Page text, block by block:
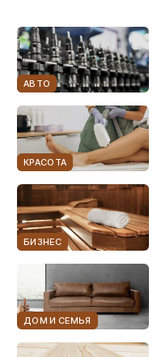
АВТО
КРАСОТА
БИЗНЕС
ДОМ И СЕМЬЯ